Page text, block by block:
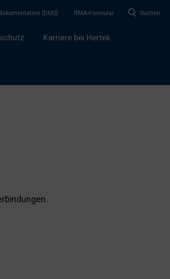
Karriere bei Hertek
(DMS) RMA-Formular Suchen